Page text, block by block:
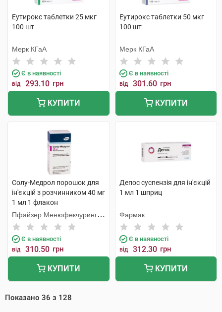
Еутирокс таблетки 25 мкг
100 шт
Мерк КГаА
Є в наявності
від 293.10 грн
КУПИТИ
Еутирокс таблетки 50 мкг
100 шт
Мерк КГаА
Є в наявності
від 301.60 грн
КУПИТИ
Солу-Медрол порошок для
ін'єкцій з розчинником 40 мг
1 мл 1 флакон
Пфайзер Менюфекчуринг
Бельгія
Є в наявності
від 310.50 грн
КУПИТИ
Депос суспензія для ін'єкцій
1 мл 1 шприц
Фармак
Є в наявності
від 312.30 грн
КУПИТИ
Показано 36 з 128